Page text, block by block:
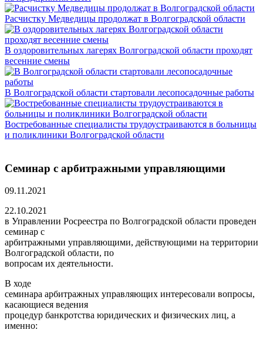
Расчистку Медведицы продолжат в Волгоградской области
В оздоровительных лагерях Волгоградской области проходят
весенние смены
В Волгоградской области стартовали лесопосадочные работы
Востребованные специалисты трудоустраиваются в больницы
и поликлиники Волгоградской области
Семинар с арбитражными управляющими
09.11.2021
22.10.2021
в Управлении Росреестра по Волгоградской области проведен
семинар с
арбитражными управляющими, действующими на территории
Волгоградской области, по
вопросам их деятельности.
В ходе
семинара арбитражных управляющих интересовали вопросы,
касающиеся ведения
процедур банкротства юридических и физических лиц, а
именно: